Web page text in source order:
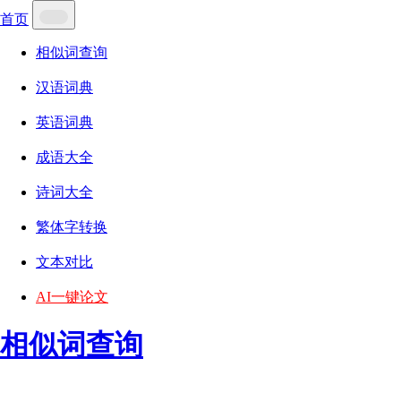
首页
相似词查询
汉语词典
英语词典
成语大全
诗词大全
繁体字转换
文本对比
AI一键论文
相似词查询